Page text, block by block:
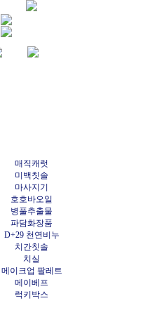
매직캐럿
미백칫솔
마사지기
호호바오일
병풀추출물
파담화장품
D+29 천연비누
치간칫솔
치실
메이크업 팔레트
메이베프
럭키박스